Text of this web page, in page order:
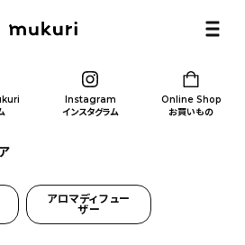
Instagram
インスタグラム
Online Shop
お買いもの
アロマディフュー
ザー